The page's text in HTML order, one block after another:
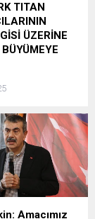
TITAN
ÜZERİNE
BÜYÜMEYE
kurucusu ve
Çağatay
arenaya
çekiyor.
Türkiye'nin ana
olarak
belirten
Amacımız